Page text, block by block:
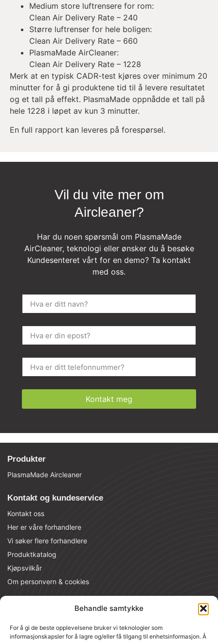
Behandle samtykke
For å gi de beste opplevelsene bruker vi teknologier som
informasjonskapsler for å lagre og/eller få tilgang til enhetsinformasjon. Å
Medium store luftrensere for rom:
Clean Air Delivery Rate – 240
Større luftrenser for hele boligen:
Clean Air Delivery Rate – 660
PlasmaMade AirCleaner:
Clean Air Delivery Rate – 1228
Merk at en typisk CADR-test kjøres over minimum 20
minutter for å gi produktene tid til å levere resultatet
og et tall på effekt. PlasmaMade oppnådde et tall på
hele 1228 i løpet av kun 3 minutter.
En full rapport kan leveres på forespørsel.
Vil du vite mer om
Aircleaner?
Har du noen spørsmål om PlasmaMade
AirCleaner, teknologi eller ønsker du å besøke
Kundesenteret vårt for en demo? Ta kontakt
med oss.
Kontakt meg
Produkter
PlasmaMade Aircleaner
Kontakt og kundeservice
Kontakt oss
Her er våre forhandlere
Vi søker flere forhandlere
Produktkatalog
Kjøpsvilkår
Om personvern & cookies
Kontaktinformasjon
Raufoss Industripark 116, 2830 Raufoss